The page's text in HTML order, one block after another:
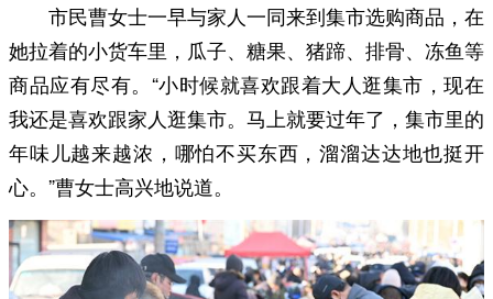
市民曹女士一早与家人一同来到集市选购商品，在
她拉着的小货车里，瓜子、糖果、猪蹄、排骨、冻鱼等
商品应有尽有。“小时候就喜欢跟着大人逛集市，现在
我还是喜欢跟家人逛集市。马上就要过年了，集市里的
年味儿越来越浓，哪怕不买东西，溜溜达达地也挺开
心。”曹女士高兴地说道。